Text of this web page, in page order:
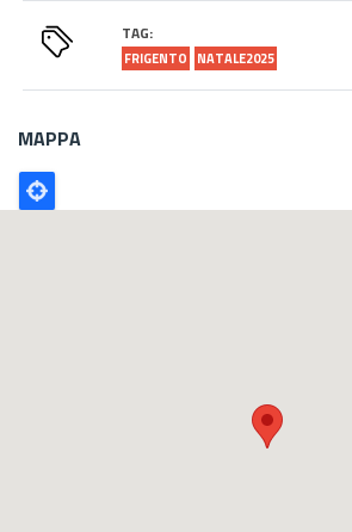
TAG:
FRIGENTO NATALE2025
MAPPA
Poligono
GEO